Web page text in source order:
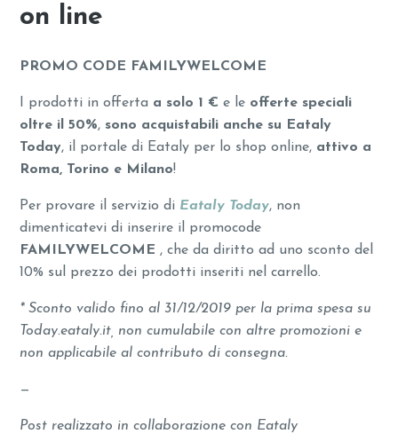
on line
PROMO CODE FAMILYWELCOME
I prodotti in offerta a solo 1 € e le offerte speciali
oltre il 50%, sono acquistabili anche su Eataly
Today, il portale di Eataly per lo shop online, attivo a
Roma, Torino e Milano!
Per provare il servizio di Eataly Today, non
dimenticatevi di inserire il promocode
FAMILYWELCOME , che da diritto ad uno sconto del
10% sul prezzo dei prodotti inseriti nel carrello.
* Sconto valido fino al 31/12/2019 per la prima spesa su
Today.eataly.it, non cumulabile con altre promozioni e
non applicabile al contributo di consegna.
—
Post realizzato in collaborazione con Eataly